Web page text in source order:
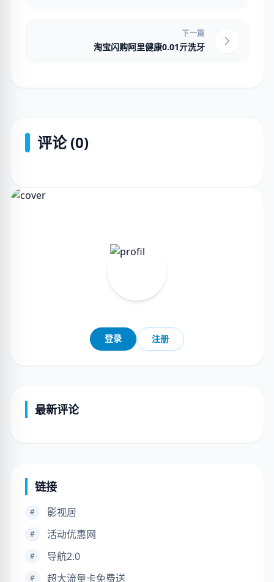
下一篇
淘宝闪购阿里健康0.01亓洗牙
评论 (0)
登录 注册
最新评论
链接
# 影视居
# 活动优惠网
# 导航2.0
# 超大流量卡免费送